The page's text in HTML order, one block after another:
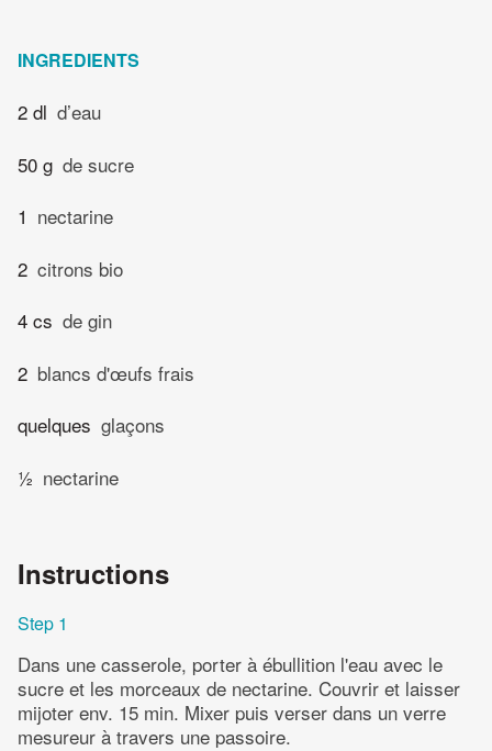
INGREDIENTS
2 dl d’eau
50 g de sucre
1 nectarine
2 citrons bio
4 cs de gin
2 blancs d'œufs frais
quelques glaçons
½ nectarine
Instructions
Step 1
Dans une casserole, porter à ébullition l'eau avec le
sucre et les morceaux de nectarine. Couvrir et laisser
mijoter env. 15 min. Mixer puis verser dans un verre
mesureur à travers une passoire.